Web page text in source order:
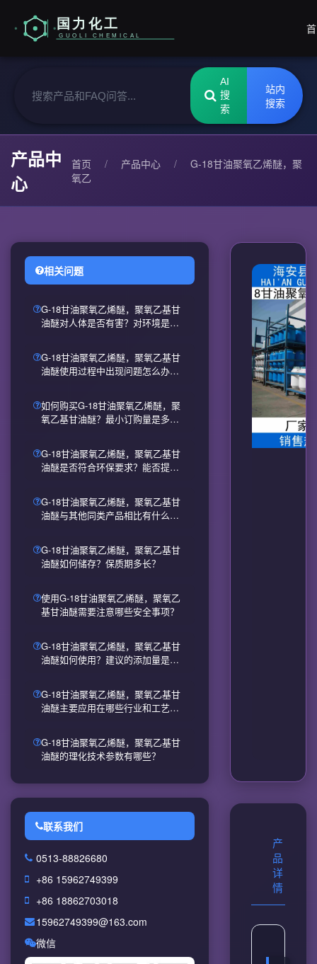
AI
搜
索
站内
搜索
产品中
心
首页 / 产品中心 /
G-18甘油聚氧乙烯醚，聚
氧乙
相关问题
G-18甘油聚氧乙烯醚，聚氧乙基甘
油醚对人体是否有害？对环境是否
G-18甘油聚氧乙烯醚，聚氧乙基甘
油醚使用过程中出现问题怎么办？
如何购买G-18甘油聚氧乙烯醚，聚
氧乙基甘油醚？最小订购量是多
G-18甘油聚氧乙烯醚，聚氧乙基甘
油醚是否符合环保要求？能否提供
G-18甘油聚氧乙烯醚，聚氧乙基甘
油醚与其他同类产品相比有什么优
G-18甘油聚氧乙烯醚，聚氧乙基甘
油醚如何储存？保质期多长？
使用G-18甘油聚氧乙烯醚，聚氧乙
基甘油醚需要注意哪些安全事项？
G-18甘油聚氧乙烯醚，聚氧乙基甘
油醚如何使用？建议的添加量是多
G-18甘油聚氧乙烯醚，聚氧乙基甘
油醚主要应用在哪些行业和工艺
G-18甘油聚氧乙烯醚，聚氧乙基甘
油醚的理化技术参数有哪些？
联系我们
0513-88826680
+86 15962749399
+86 18862703018
15962749399@163.com
微信
产
品
详
情